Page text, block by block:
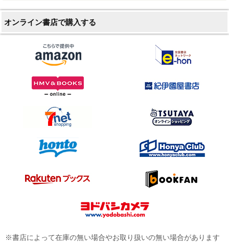
オンライン書店で購入する
※書店によって在庫の無い場合やお取り扱いの無い場合があります